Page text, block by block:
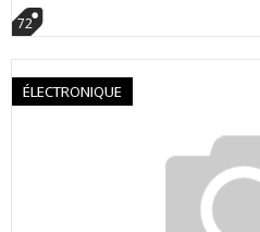
72
ÉLECTRONIQUE